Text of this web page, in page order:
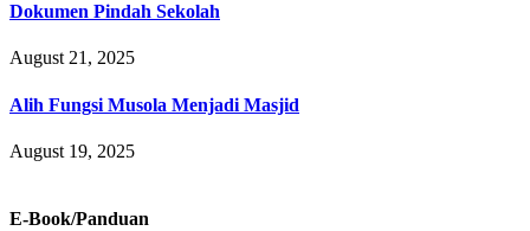
Dokumen Pindah Sekolah
August 21, 2025
Alih Fungsi Musola Menjadi Masjid
August 19, 2025
E-Book/Panduan